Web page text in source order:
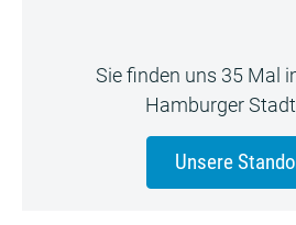
Sie finden uns 35 Mal
Hamburger
Unsere